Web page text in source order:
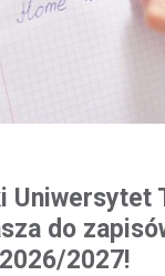
Uniwersytet
do
2027!